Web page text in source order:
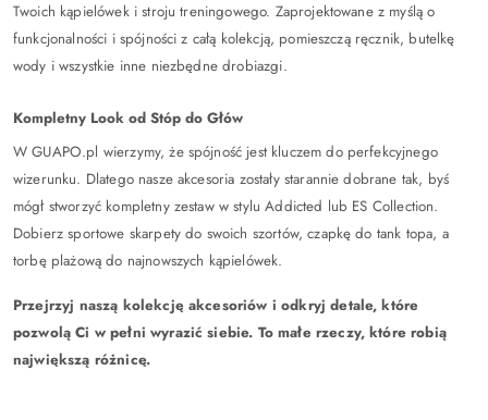
Twoich kąpielówek i stroju treningowego. Zaprojektowane z myślą o
funkcjonalności i spójności z całą kolekcją, pomieszczą ręcznik, butelkę
wody i wszystkie inne niezbędne drobiazgi.
Kompletny Look od Stóp do Głów
W GUAPO.pl wierzymy, że spójność jest kluczem do perfekcyjnego
wizerunku. Dlatego nasze akcesoria zostały starannie dobrane tak, byś
mógł stworzyć kompletny zestaw w stylu Addicted lub ES Collection.
Dobierz sportowe skarpety do swoich szortów, czapkę do tank topa, a
torbę plażową do najnowszych kąpielówek.
Przejrzyj naszą kolekcję akcesoriów i odkryj detale, które
pozwolą Ci w pełni wyrazić siebie. To małe rzeczy, które robią
największą różnicę.